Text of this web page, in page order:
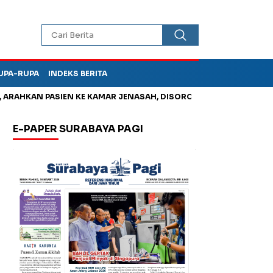
RUPA INDEKS BERITA
PASIEN KE KAMAR JENASAH, DISOROT
E-PAPER SURABAYA PAGI